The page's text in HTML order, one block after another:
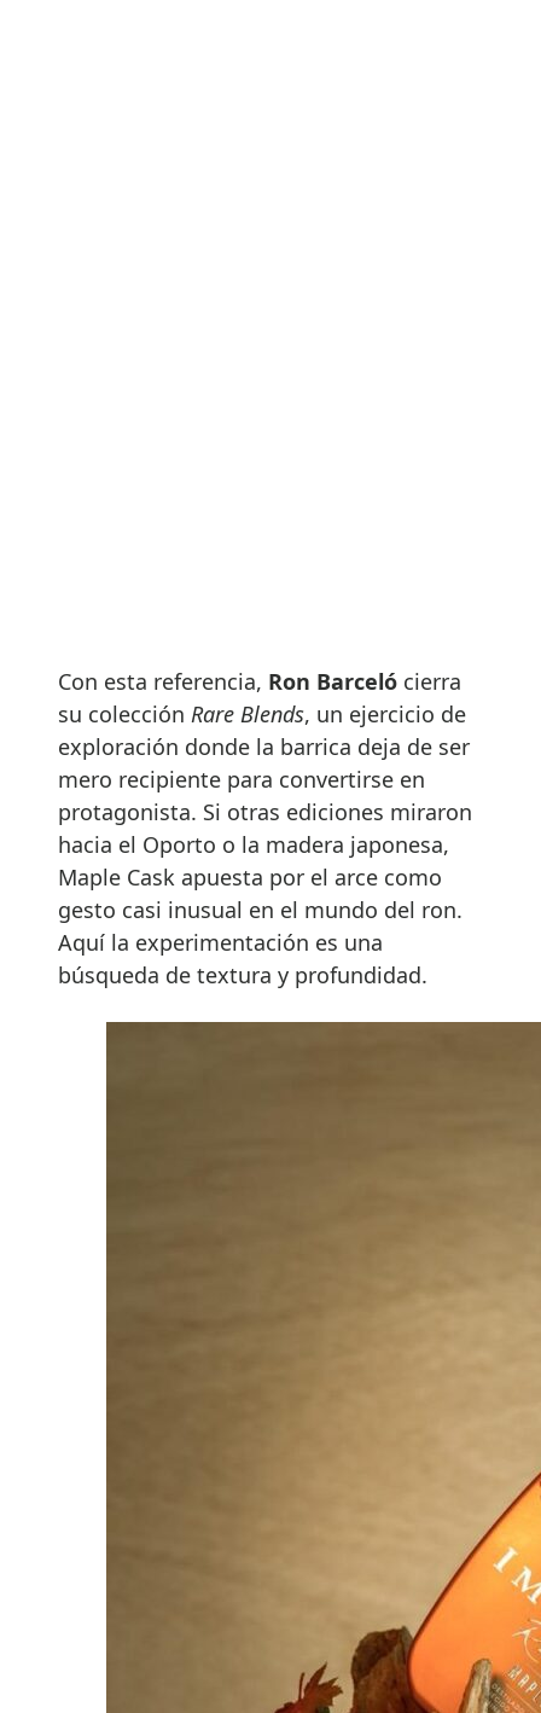
Con esta referencia, Ron Barceló cierra
su colección Rare Blends, un ejercicio de
exploración donde la barrica deja de ser
mero recipiente para convertirse en
protagonista. Si otras ediciones miraron
hacia el Oporto o la madera japonesa,
Maple Cask apuesta por el arce como
gesto casi inusual en el mundo del ron.
Aquí la experimentación es una
búsqueda de textura y profundidad.